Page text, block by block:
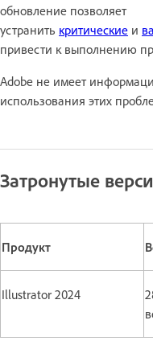
обновление позволяет
устранить критические и
привести к выполнению
Adobe не имеет
использования этих
Затронутые
Продукт
Illustrator 2024